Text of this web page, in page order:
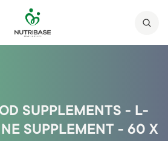
SUPPLEMENTS - L-
SUPPLEMENT - 60 X